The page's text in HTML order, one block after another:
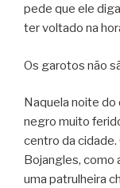
pede que ele
ter voltado na
Os garotos não
Naquela noite
negro muito
centro da
Bojangles, como
uma patrulheira